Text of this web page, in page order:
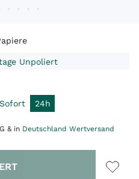
Unpoliert
Sofort 24h
& in Deutschland Wertversand